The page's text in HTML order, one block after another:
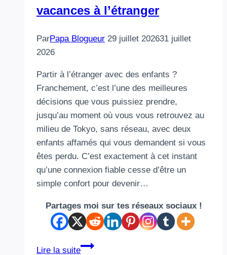
vacances à l’étranger
ParPapa Blogueur 29 juillet 202631 juillet
2026
Partir à l’étranger avec des enfants ?
Franchement, c’est l’une des meilleures
décisions que vous puissiez prendre,
jusqu’au moment où vous vous retrouvez au
milieu de Tokyo, sans réseau, avec deux
enfants affamés qui vous demandent si vous
êtes perdu. C’est exactement à cet instant
qu’une connexion fiable cesse d’être un
simple confort pour devenir…
Partages moi sur tes réseaux sociaux !
Lire la suite
Conseils